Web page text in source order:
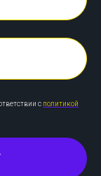
с политикой